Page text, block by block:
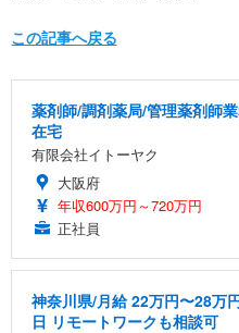
この記事へ戻る
薬剤師/調剤薬局/管理薬剤師
在宅
有限会社イトーヤク
大阪府
年収600万円～720万円
正社員
神奈川県/月給 22万円〜28万
日 リモートワークも相談可